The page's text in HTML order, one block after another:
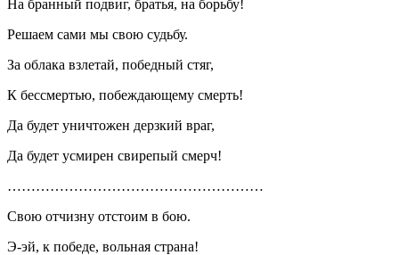
На бранный подвиг, братья, на борьбу!
Решаем сами мы свою судьбу.
За облака взлетай, победный стяг,
К бессмертью, побеждающему смерть!
Да будет уничтожен дерзкий враг,
Да будет усмирен свирепый смерч!
………………………………………………
Свою отчизну отстоим в бою.
Э-эй, к победе, вольная страна!